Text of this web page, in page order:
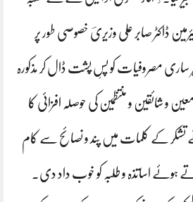
ڈاکٹر صابر علی وزیریؔ خصوصی طور پر
ساری مصروفیات کو پسِ پُشت ڈال کر مذکورہ
و شائقین و منتظمین کی حوصلہ افزائی کا
کے کلمات میں پند و نصائح سے کام
ہوئے اساتذہ و طلبہ کو خوب داد دی۔